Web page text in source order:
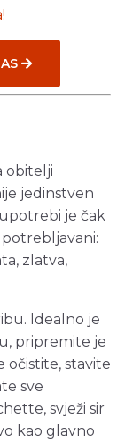
obitelji
jedinstven
je čak
zlatva,
Idealno je
pripremite je
očistite, stavite
sve
svježi sir
kao glavno